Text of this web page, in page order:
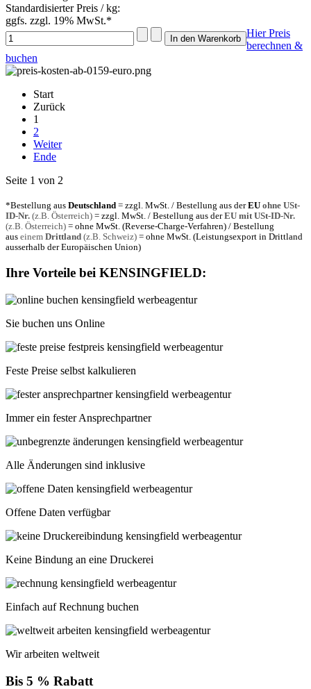
Standardisierter Preis / kg:
ggfs. zzgl. 19% MwSt.*
Hier Preis
berechnen &
buchen
Start
Zurück
1
2
Weiter
Ende
Seite 1 von 2
*Bestellung aus Deutschland = zzgl. MwSt. / Bestellung aus derEU ohne USt-
ID-Nr. (z.B. Österreich) = zzgl. MwSt. / Bestellung aus derEU mit USt-ID-Nr.
(z.B. Österreich) = ohne MwSt. (Reverse-Charge-Verfahren) / Bestellung
aus einem Drittland (z.B. Schweiz) = ohne MwSt. (Leistungsexport in Drittland
ausserhalb der Europäischen Union)
Ihre Vorteile bei KENSINGFIELD:
Sie buchen uns Online
Feste Preise selbst kalkulieren
Immer ein fester Ansprechpartner
Alle Änderungen sind inklusive
Offene Daten verfügbar
Keine Bindung an eine Druckerei
Einfach auf Rechnung buchen
Wir arbeiten weltweit
Bis 5 % Rabatt